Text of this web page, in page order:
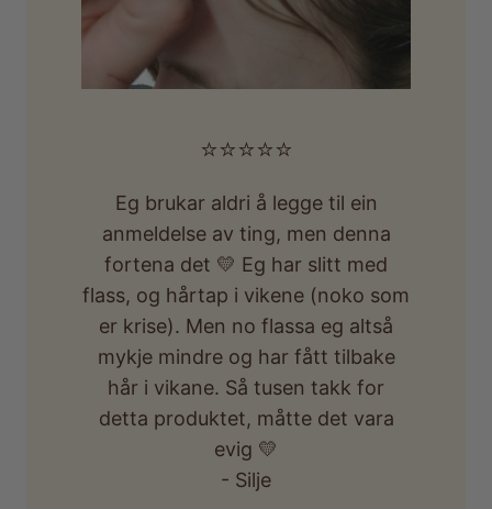
⭐️⭐️⭐️⭐️⭐️
Eg brukar aldri å legge til ein
anmeldelse av ting, men denna
fortena det 💛 Eg har slitt med
flass, og hårtap i vikene (noko som
er krise). Men no flassa eg altså
mykje mindre og har fått tilbake
hår i vikane. Så tusen takk for
detta produktet, måtte det vara
evig 💛
- Silje